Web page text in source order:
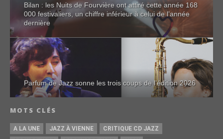
Bilan : les Nuits de Fourvière ont attiré cette année 168
000 festivaliers, un chiffre inférieur à celui de l’année
dernière
Parfum de Jazz sonne les trois coups de l’édition 2026
MOTS CLÉS
A LA UNE JAZZ À VIENNE
CRITIQUE CD JAZZ